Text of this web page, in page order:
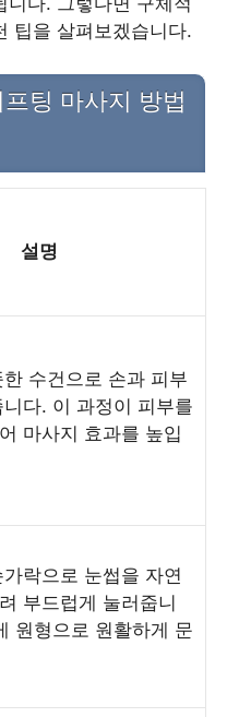
팁을 살펴보겠습니다.
팅 마사지 방법
설명
수건으로 손과 피부
다. 이 과정이 피부를
마사지 효과를 높입
락으로 눈썹을 자연
부드럽게 눌러줍니
원형으로 원활하게 문